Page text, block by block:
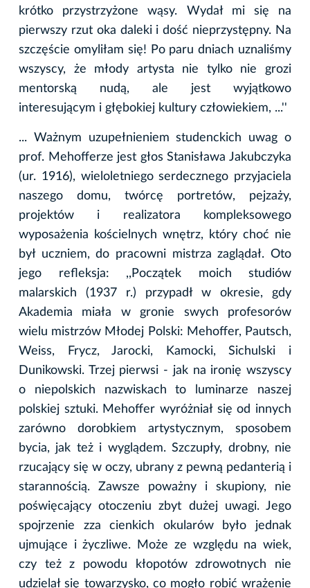
krótko przystrzyżone wąsy. Wydał mi się na
pierwszy rzut oka daleki i dość nieprzystępny. Na
szczęście omyliłam się! Po paru dniach uznaliśmy
wszyscy, że młody artysta nie tylko nie grozi
mentorską nudą, ale jest wyjątkowo
interesującym i głębokiej kultury człowiekiem, ...''
... Ważnym uzupełnieniem studenckich uwag o
prof. Mehofferze jest głos Stanisława Jakubczyka
(ur. 1916), wieloletniego serdecznego przyjaciela
naszego domu, twórcę portretów, pejzaży,
projektów i realizatora kompleksowego
wyposażenia kościelnych wnętrz, który choć nie
był uczniem, do pracowni mistrza zaglądał. Oto
jego refleksja: ,,Początek moich studiów
malarskich (1937 r.) przypadł w okresie, gdy
Akademia miała w gronie swych profesorów
wielu mistrzów Młodej Polski: Mehoffer, Pautsch,
Weiss, Frycz, Jarocki, Kamocki, Sichulski i
Dunikowski. Trzej pierwsi - jak na ironię wszyscy
o niepolskich nazwiskach to luminarze naszej
polskiej sztuki. Mehoffer wyróżniał się od innych
zarówno dorobkiem artystycznym, sposobem
bycia, jak też i wyglądem. Szczupły, drobny, nie
rzucający się w oczy, ubrany z pewną pedanterią i
starannością. Zawsze poważny i skupiony, nie
poświęcający otoczeniu zbyt dużej uwagi. Jego
spojrzenie zza cienkich okularów było jednak
ujmujące i życzliwe. Może ze względu na wiek,
czy też z powodu kłopotów zdrowotnych nie
udzielał się towarzysko, co mogło robić wrażenie